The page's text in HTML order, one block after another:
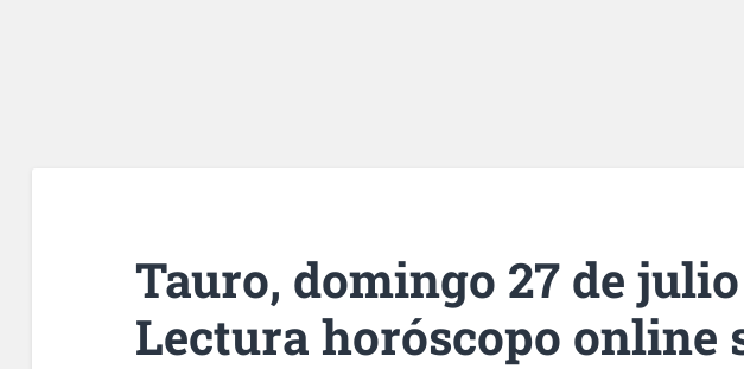
Tauro, domingo 27 de julio
Lectura horóscopo online